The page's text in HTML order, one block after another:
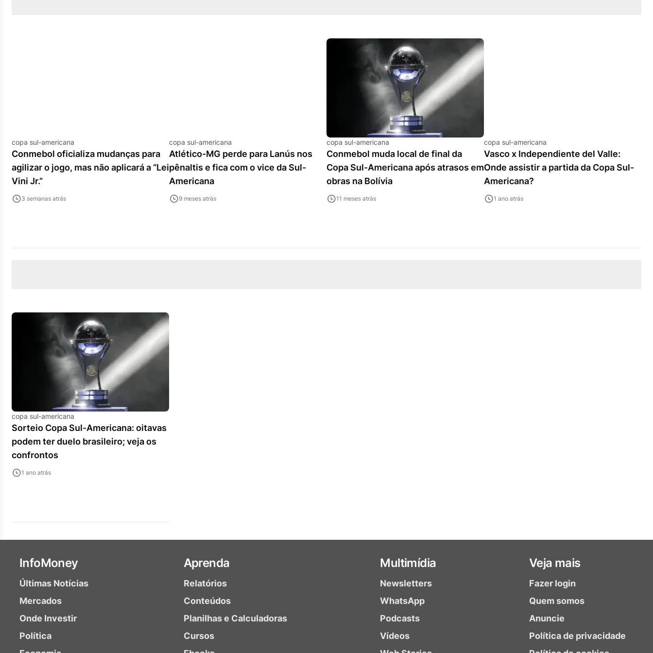
copa sul-americana
Conmebol oficializa mudanças para
agilizar o jogo, mas não aplicará a “Lei
Vini Jr.”
3 semanas atrás
copa sul-americana
Atlético-MG perde para Lanús nos
pênaltis e fica com o vice da Sul-
Americana
9 meses atrás
copa sul-americana
Conmebol muda local de final da
Copa Sul-Americana após atrasos em
obras na Bolívia
11 meses atrás
copa sul-americana
Vasco x Independiente del Valle:
Onde assistir a partida da Copa Sul-
Americana?
1 ano atrás
copa sul-americana
Sorteio Copa Sul-Americana: oitavas
podem ter duelo brasileiro; veja os
confrontos
1 ano atrás
InfoMoney
Últimas Notícias
Mercados
Onde Investir
Política
Aprenda
Relatórios
Conteúdos
Planilhas e Calculadoras
Cursos
Multimídia
Newsletters
WhatsApp
Podcasts
Vídeos
Veja mais
Fazer login
Quem somos
Anuncie
Política de privacidade